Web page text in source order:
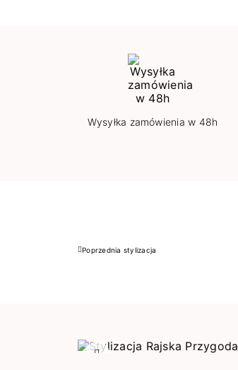
Wysyłka zamówienia w 48h
Poprzedni
Poprzednia stylizacja